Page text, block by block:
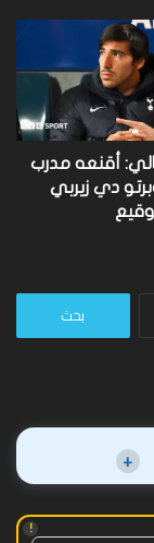
أقنعه مدرب
دي زيربي
البحث
+
!